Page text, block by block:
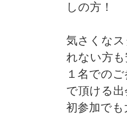
しの方！
気さくな
れない方
１名での
で頂ける
初参加でも